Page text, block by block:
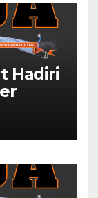
Hadiri